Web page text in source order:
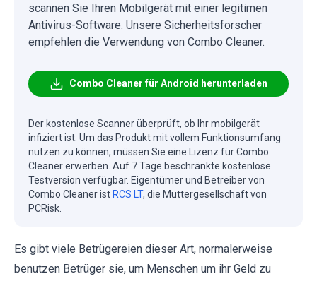
scannen Sie Ihren Mobilgerät mit einer legitimen
Antivirus-Software. Unsere Sicherheitsforscher
empfehlen die Verwendung von Combo Cleaner.
Combo Cleaner für Android herunterladen
Der kostenlose Scanner überprüft, ob Ihr mobilgerät
infiziert ist. Um das Produkt mit vollem Funktionsumfang
nutzen zu können, müssen Sie eine Lizenz für Combo
Cleaner erwerben. Auf 7 Tage beschränkte kostenlose
Testversion verfügbar. Eigentümer und Betreiber von
Combo Cleaner ist RCS LT, die Muttergesellschaft von
PCRisk.
Es gibt viele Betrügereien dieser Art, normalerweise
benutzen Betrüger sie, um Menschen um ihr Geld zu